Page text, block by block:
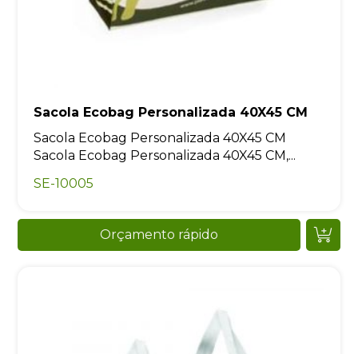
Sacola Ecobag Personalizada 40X45 CM
Sacola Ecobag Personalizada 40X45 CM
Sacola Ecobag Personalizada 40X45 CM,...
SE-10005
Orçamento rápido